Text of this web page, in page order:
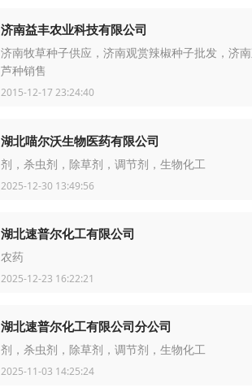
济南益丰农业科技有限公司
济南牧草种子供应，济南观赏辣椒种子批发，济
芦种销售
2015-12-17 23:24:40
湖北喵尔沃生物医药有限公司
剂，杀虫剂，除草剂，调节剂，生物化工
2025-12-30 13:49:56
湖北速普尔化工有限公司
农药
2025-12-23 16:22:21
湖北速普尔化工有限公司分公司
剂，杀虫剂，除草剂，调节剂，生物化工
2025-11-03 14:25:24